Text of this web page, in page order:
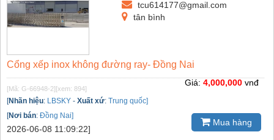
tcu614177@gmail.com
tân bình
Cổng xếp inox không đường ray- Đồng Nai
[Mã: G-66948-2] [xem: 894]
[Nhãn hiệu: LBSKY - Xuất xứ: Trung quốc]
[Nơi bán: Đồng Nai]
2026-06-08 11:09:22]
Giá: 4,000,000 vnđ
Mua hàng